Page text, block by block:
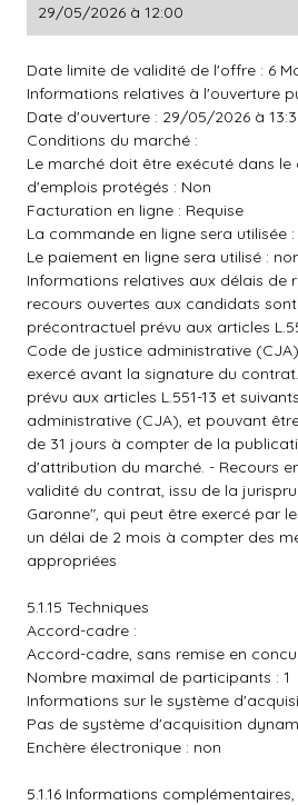
29/05/2026 à 12:00
Date limite de validité de l'offre : 6
Informations relatives à l'ouverture
Date d'ouverture : 29/05/2026 à
Conditions du marché :
Le marché doit être exécuté dans
d'emplois protégés : Non
Facturation en ligne : Requise
La commande en ligne sera utilisée :
Le paiement en ligne sera utilisé :
Informations relatives aux délais de
recours ouvertes aux candidats
précontractuel prévu aux articles
Code de justice administrative
exercé avant la signature du
prévu aux articles L.551-13 et
administrative (CJA), et pouvant
de 31 jours à compter de la
d'attribution du marché. - Recours
validité du contrat, issu de la
Garonne", qui peut être exercé par
un délai de 2 mois à compter des
appropriées
5.1.15 Techniques
Accord-cadre :
Accord-cadre, sans remise en
Nombre maximal de participants : 1
Informations sur le système
Pas de système d'acquisition
Enchère électronique : non
5.1.16 Informations